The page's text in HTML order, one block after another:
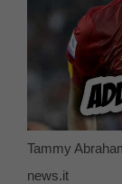
Tammy
news.it